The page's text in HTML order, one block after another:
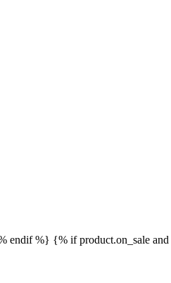
endif %} {% if product.on_sale